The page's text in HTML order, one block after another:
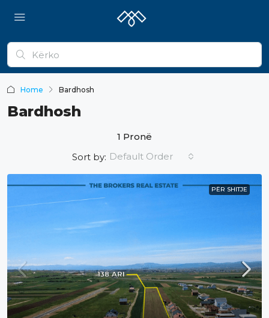
Home Bardhosh
Bardhosh
1 Pronë
Sort by: Default Order
PËR SHITJE